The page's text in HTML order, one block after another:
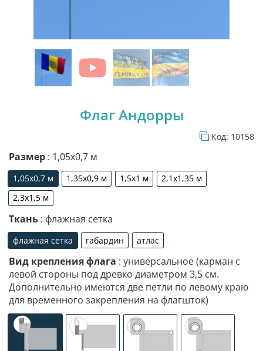
Флаг Андорры
Код: 10158
Размер : 1,05х0,7 м
1,05х0,7 м
1,05х0,7 м
1,35х0,9 м
1,35х0,9 м
1,5х1 м
1,5х1 м
2,1х1,35 м
2,1х1,35 м
2,3х1,5 м
2,3х1,5 м
Ткань : флажная сетка
флажная сетка
флажная сетка
габардин
габардин
атлас
атлас
Вид крепления флага : универсальное (карман с
левой стороны под древко диаметром 3,5 см.
Дополнительно имеются две петли по левому краю
для временного закрепления на флагшток)